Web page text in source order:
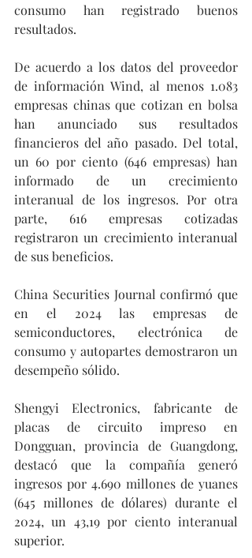
consumo han registrado buenos
resultados.
De acuerdo a los datos del proveedor
de información Wind, al menos 1.083
empresas chinas que cotizan en bolsa
han anunciado sus resultados
financieros del año pasado. Del total,
un 60 por ciento (646 empresas) han
informado de un crecimiento
interanual de los ingresos. Por otra
parte, 616 empresas cotizadas
registraron un crecimiento interanual
de sus beneficios.
China Securities Journal confirmó que
en el 2024 las empresas de
semiconductores, electrónica de
consumo y autopartes demostraron un
desempeño sólido.
Shengyi Electronics, fabricante de
placas de circuito impreso en
Dongguan, provincia de Guangdong,
destacó que la compañía generó
ingresos por 4.690 millones de yuanes
(645 millones de dólares) durante el
2024, un 43,19 por ciento interanual
superior.